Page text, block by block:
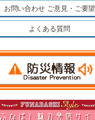
お問い合わせ ご意見・ご要望
よくある質問